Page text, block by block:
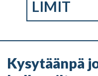
LIMIT
Kysytäänpä